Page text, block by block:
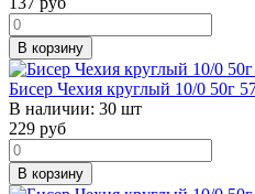
В корзину
Бисер Чехия круглый 10/0 50г
В наличии: 30 шт
229 руб
В корзину